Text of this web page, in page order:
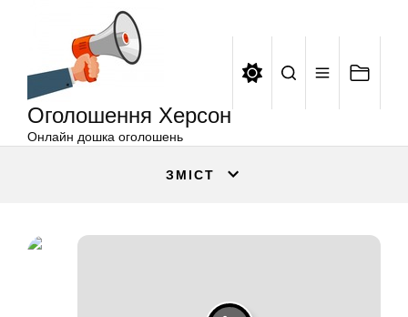
Оголошення Херсон
Онлайн дошка оголошень
ЗМІСТ